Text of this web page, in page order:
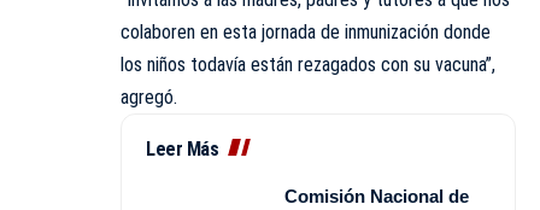
colaboren en esta jornada de inmunización donde
los niños todavía están rezagados con su vacuna”,
agregó.
Leer Más
Comisión Nacional de